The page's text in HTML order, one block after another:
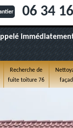
06 34
Recherche de
fuite toiture 76